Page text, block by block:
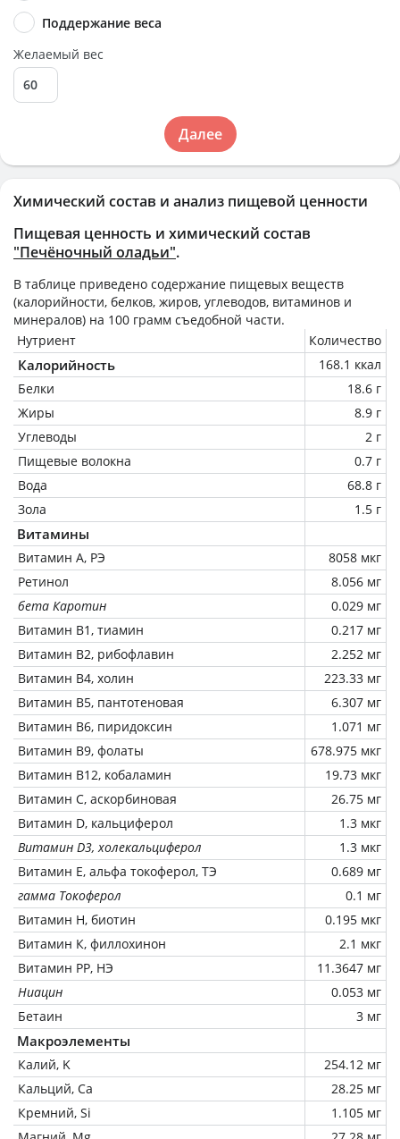
Химический состав и анализ пищевой ценности
Пищевая ценность и химический состав
"Печёночный оладьи".
В таблице приведено содержание пищевых веществ
(калорийности, белков, жиров, углеводов, витаминов и
минералов) на 100 грамм съедобной части.
Нутриент
Количество
Калорийность
168.1 ккал
Белки
18.6 г
Жиры
8.9 г
Углеводы
2 г
Пищевые волокна
0.7 г
Вода
68.8 г
Зола
1.5 г
Витамины
Витамин А, РЭ
8058 мкг
Ретинол
8.056 мг
бета Каротин
0.029 мг
Витамин В1, тиамин
0.217 мг
Витамин В2, рибофлавин
2.252 мг
Витамин В4, холин
223.33 мг
Витамин В5, пантотеновая
6.307 мг
Витамин В6, пиридоксин
1.071 мг
Витамин В9, фолаты
678.975 мкг
Витамин В12, кобаламин
19.73 мкг
Витамин C, аскорбиновая
26.75 мг
Витамин D, кальциферол
1.3 мкг
Витамин D3, холекальциферол
1.3 мкг
Витамин Е, альфа токоферол, ТЭ
0.689 мг
гамма Токоферол
0.1 мг
Витамин Н, биотин
0.195 мкг
Витамин К, филлохинон
2.1 мкг
Витамин РР, НЭ
11.3647 мг
Ниацин
0.053 мг
Бетаин
3 мг
Макроэлементы
Калий, K
254.12 мг
Кальций, Ca
28.25 мг
Кремний, Si
1.105 мг
Поддержание веса
Желаемый вес
Далее